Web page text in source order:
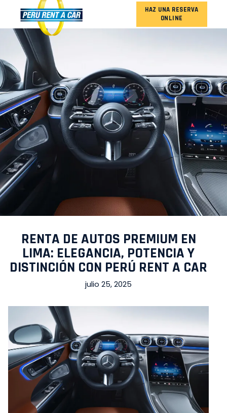
HAZ UNA RESERVA
ONLINE
RENTA DE AUTOS PREMIUM EN
LIMA: ELEGANCIA, POTENCIA Y
DISTINCIÓN CON PERÚ RENT A CAR
julio 25, 2025